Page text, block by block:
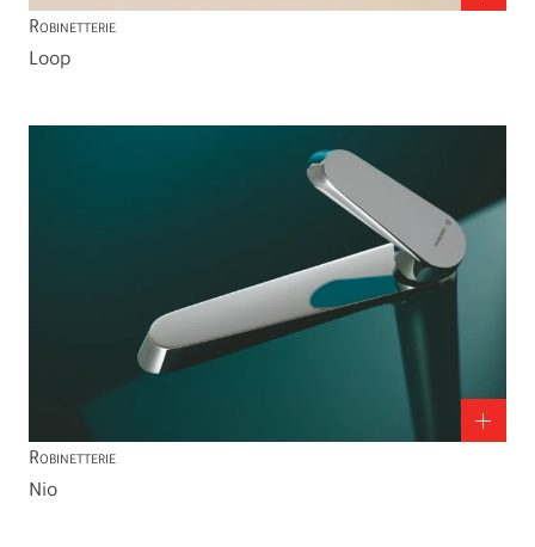
Robinetterie
Loop
Robinetterie
Nio